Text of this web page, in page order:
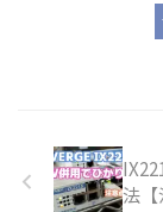
法【